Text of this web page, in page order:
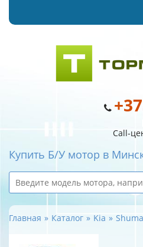
Call-
Купить Б/У мотор в
Главная Каталог Kia